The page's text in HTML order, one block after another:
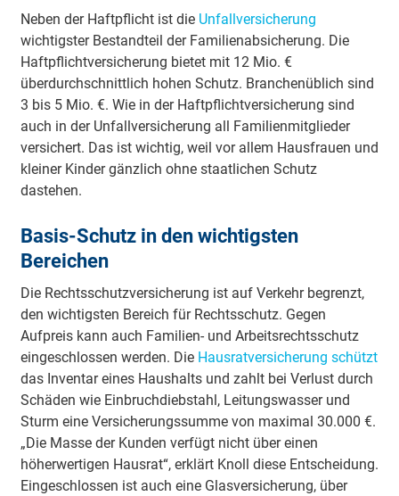
Neben der Haftpflicht ist die Unfallversicherung
wichtigster Bestandteil der Familienabsicherung. Die
Haftpflichtversicherung bietet mit 12 Mio. €
überdurchschnittlich hohen Schutz. Branchenüblich sind
3 bis 5 Mio. €. Wie in der Haftpflichtversicherung sind
auch in der Unfallversicherung all Familienmitglieder
versichert. Das ist wichtig, weil vor allem Hausfrauen und
kleiner Kinder gänzlich ohne staatlichen Schutz
dastehen.
Basis-Schutz in den wichtigsten
Bereichen
Die Rechtsschutzversicherung ist auf Verkehr begrenzt,
den wichtigsten Bereich für Rechtsschutz. Gegen
Aufpreis kann auch Familien- und Arbeitsrechtsschutz
eingeschlossen werden. Die Hausratversicherung schützt
das Inventar eines Haushalts und zahlt bei Verlust durch
Schäden wie Einbruchdiebstahl, Leitungswasser und
Sturm eine Versicherungssumme von maximal 30.000 €.
„Die Masse der Kunden verfügt nicht über einen
höherwertigen Hausrat“, erklärt Knoll diese Entscheidung.
Eingeschlossen ist auch eine Glasversicherung, über